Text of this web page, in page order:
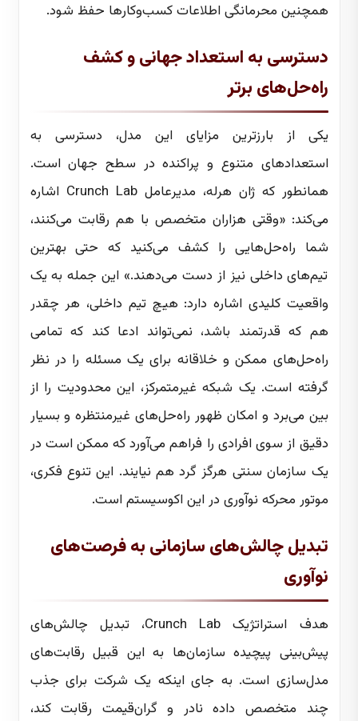
همچنین محرمانگی اطلاعات کسب‌وکارها حفظ شود.
دسترسی به استعداد جهانی و کشف
راه‌حل‌های برتر
یکی از بارزترین مزایای این مدل، دسترسی به
استعدادهای متنوع و پراکنده در سطح جهان است.
همانطور که ژان هرله، مدیرعامل Crunch Lab اشاره
می‌کند: «وقتی هزاران متخصص با هم رقابت می‌کنند،
شما راه‌حل‌هایی را کشف می‌کنید که حتی بهترین
تیم‌های داخلی نیز از دست می‌دهند.» این جمله به یک
واقعیت کلیدی اشاره دارد: هیچ تیم داخلی، هر چقدر
هم که قدرتمند باشد، نمی‌تواند ادعا کند که تمامی
راه‌حل‌های ممکن و خلاقانه برای یک مسئله را در نظر
گرفته است. یک شبکه غیرمتمرکز، این محدودیت را از
بین می‌برد و امکان ظهور راه‌حل‌های غیرمنتظره و بسیار
دقیق از سوی افرادی را فراهم می‌آورد که ممکن است در
یک سازمان سنتی هرگز گرد هم نیایند. این تنوع فکری،
موتور محرکه نوآوری در این اکوسیستم است.
تبدیل چالش‌های سازمانی به فرصت‌های
نوآوری
هدف استراتژیک Crunch Lab، تبدیل چالش‌های
پیش‌بینی پیچیده سازمان‌ها به این قبیل رقابت‌های
مدل‌سازی است. به جای اینکه یک شرکت برای جذب
چند متخصص داده نادر و گران‌قیمت رقابت کند،